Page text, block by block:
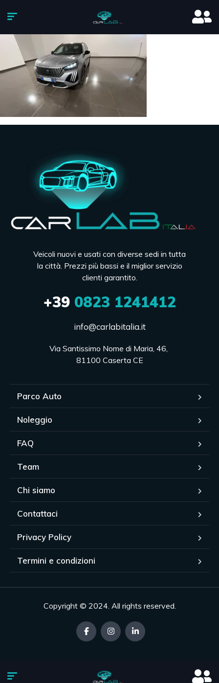
Veicoli nuovi e usati con diverse sedi in tutta
la città. Prezzi più bassi e il miglior servizio
clienti garantito.
+390823 1241412
info@carlabitalia.it
Via Santissimo Nome di Maria, 46,
81100 Caserta CE
Parco Auto
Noleggio
FAQ
Team
Chi siamo
Contattaci
Privacy Policy
Termini e condizioni
Copyright © 2024. All rights reserved.